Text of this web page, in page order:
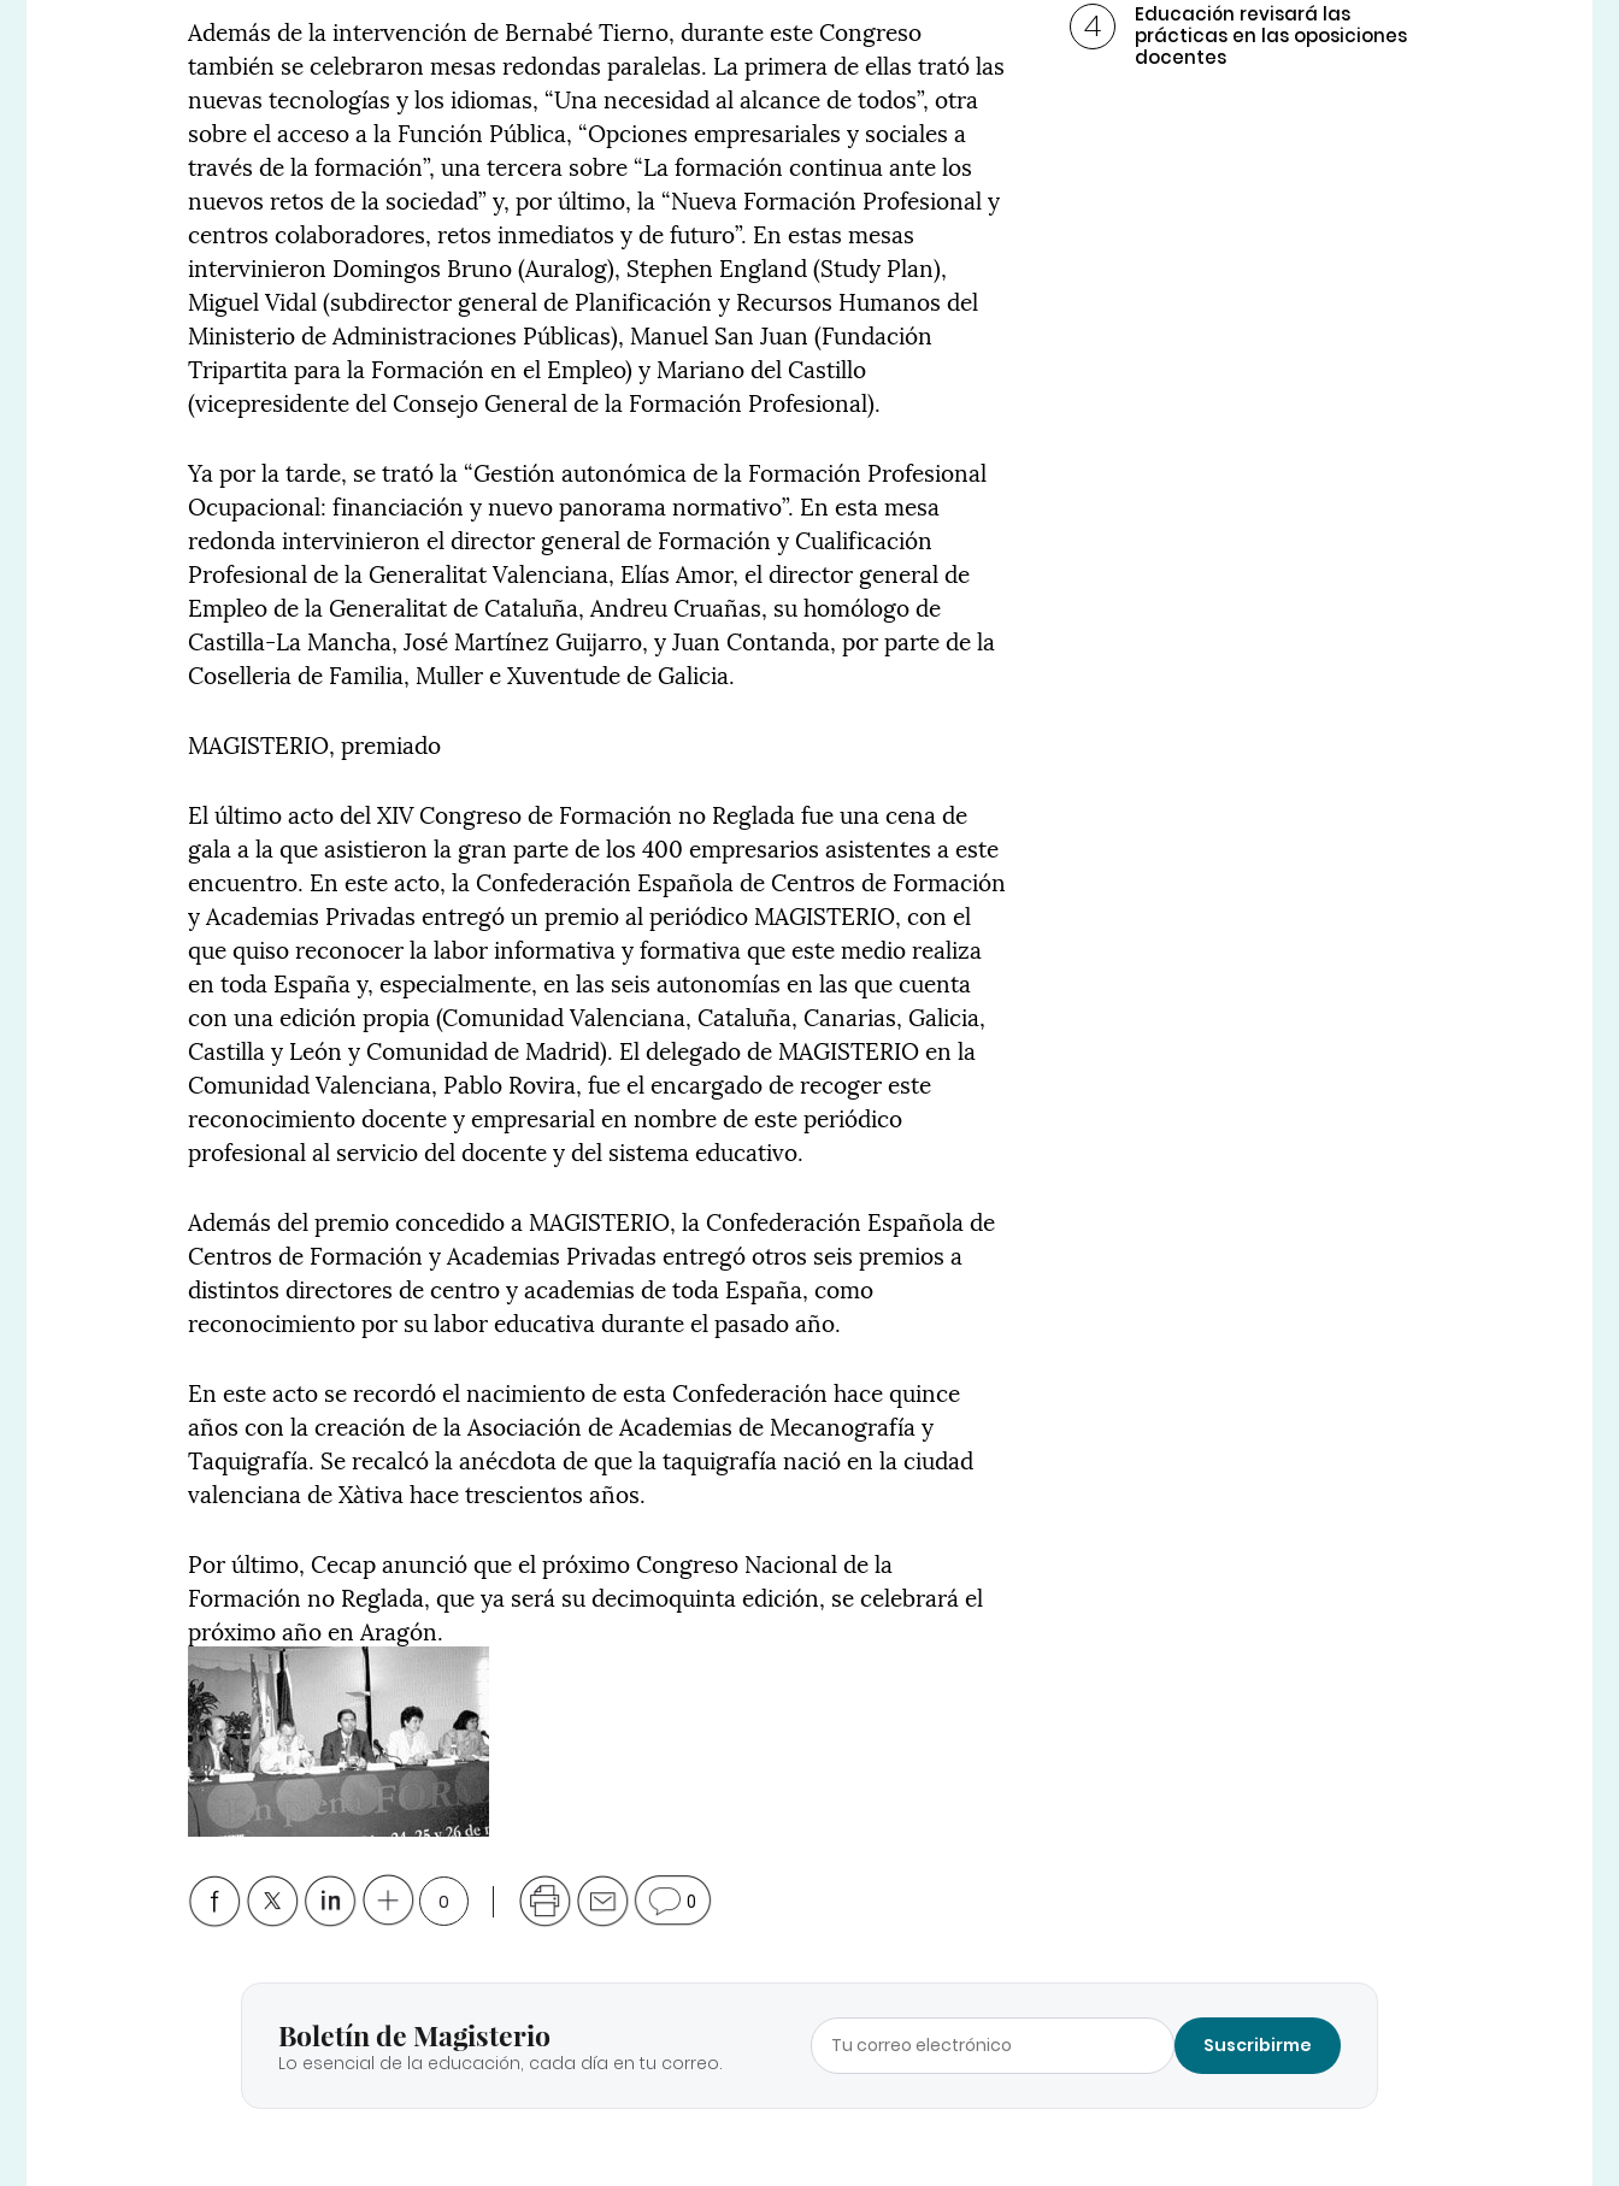
Además de la intervención de Bernabé Tierno, durante este Congreso
también se celebraron mesas redondas paralelas. La primera de ellas trató las
nuevas tecnologías y los idiomas, “Una necesidad al alcance de todos”, otra
sobre el acceso a la Función Pública, “Opciones empresariales y sociales a
través de la formación”, una tercera sobre “La formación continua ante los
nuevos retos de la sociedad” y, por último, la “Nueva Formación Profesional y
centros colaboradores, retos inmediatos y de futuro”. En estas mesas
intervinieron Domingos Bruno (Auralog), Stephen England (Study Plan),
Miguel Vidal (subdirector general de Planificación y Recursos Humanos del
Ministerio de Administraciones Públicas), Manuel San Juan (Fundación
Tripartita para la Formación en el Empleo) y Mariano del Castillo
(vicepresidente del Consejo General de la Formación Profesional).
Ya por la tarde, se trató la “Gestión autonómica de la Formación Profesional
Ocupacional: financiación y nuevo panorama normativo”. En esta mesa
redonda intervinieron el director general de Formación y Cualificación
Profesional de la Generalitat Valenciana, Elías Amor, el director general de
Empleo de la Generalitat de Cataluña, Andreu Cruañas, su homólogo de
Castilla-La Mancha, José Martínez Guijarro, y Juan Contanda, por parte de la
Coselleria de Familia, Muller e Xuventude de Galicia.
MAGISTERIO, premiado
El último acto del XIV Congreso de Formación no Reglada fue una cena de
gala a la que asistieron la gran parte de los 400 empresarios asistentes a este
encuentro. En este acto, la Confederación Española de Centros de Formación
y Academias Privadas entregó un premio al periódico MAGISTERIO, con el
que quiso reconocer la labor informativa y formativa que este medio realiza
en toda España y, especialmente, en las seis autonomías en las que cuenta
con una edición propia (Comunidad Valenciana, Cataluña, Canarias, Galicia,
Castilla y León y Comunidad de Madrid). El delegado de MAGISTERIO en la
Comunidad Valenciana, Pablo Rovira, fue el encargado de recoger este
reconocimiento docente y empresarial en nombre de este periódico
profesional al servicio del docente y del sistema educativo.
Además del premio concedido a MAGISTERIO, la Confederación Española de
Centros de Formación y Academias Privadas entregó otros seis premios a
distintos directores de centro y academias de toda España, como
reconocimiento por su labor educativa durante el pasado año.
En este acto se recordó el nacimiento de esta Confederación hace quince
años con la creación de la Asociación de Academias de Mecanografía y
Taquigrafía. Se recalcó la anécdota de que la taquigrafía nació en la ciudad
valenciana de Xàtiva hace trescientos años.
Por último, Cecap anunció que el próximo Congreso Nacional de la
Formación no Reglada, que ya será su decimoquinta edición, se celebrará el
próximo año en Aragón.
0 0
Educación revisará las
prácticas en las oposiciones
docentes
Boletín de Magisterio
Lo esencial de la educación, cada día en tu correo.
Suscribirme